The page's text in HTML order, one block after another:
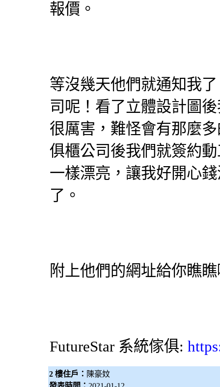
報價。
等沒幾天他們就通知我
司呢！看了立體設計圖
很厲害，難怪會有那麼
俱櫃公司後我們就簽約
一樣漂亮，讓我好開心
了。
附上他們的網址給你瞧
FutureStar 系統傢俱:
2 樓住戶： 陳豪妏